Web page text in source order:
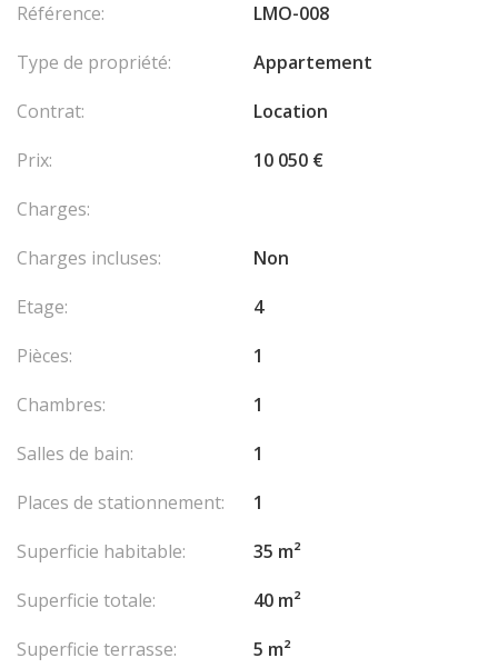
Référence:
LMO-008
Type de propriété:
Appartement
Contrat:
Location
Prix:
10 050 €
Charges:
Charges incluses:
Non
Etage:
4
Pièces:
1
Chambres:
1
Salles de bain:
1
Places de stationnement:
1
Superficie habitable:
35 m²
Superficie totale:
40 m²
Superficie terrasse:
5 m²